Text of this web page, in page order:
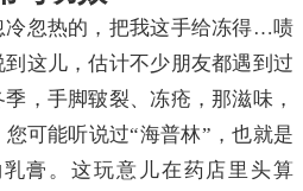
冷忽热的，把我这手给冻得…啧
这儿，估计不少朋友都遇到过
，手脚皲裂、冻疮，那滋味，
可能听说过“海普林”，也就是
膏。这玩意儿在药店里头算